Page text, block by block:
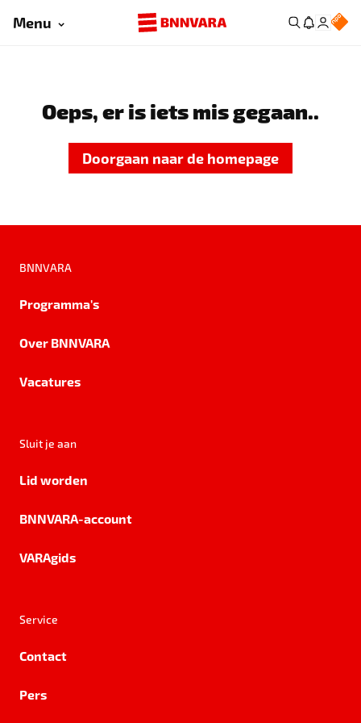
Menu
Oeps, er is iets mis gegaan..
Doorgaan naar de homepage
BNNVARA
Programma's
Over BNNVARA
Vacatures
Sluit je aan
Lid worden
BNNVARA-account
VARAgids
Service
Contact
Pers